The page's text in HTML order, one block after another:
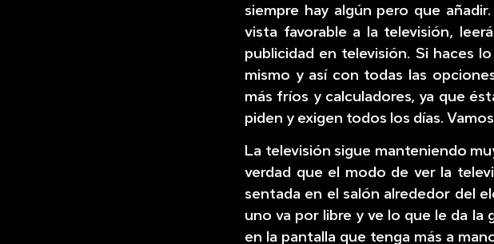
siempre hay algún pero que
vista favorable a la televisión,
publicidad en televisión. Si haces
mismo y así con todas las
más fríos y calculadores, ya que
piden y exigen todos los días.
La televisión sigue manteniendo
verdad que el modo de ver la
sentada en el salón alrededor del
uno va por libre y ve lo que le da la
en la pantalla que tenga más a